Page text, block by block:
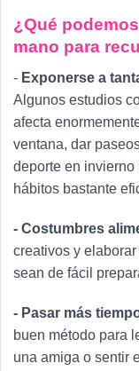
¿Qué
mano para
- Exponerse a
Algunos estudios
afecta
ventana, dar
deporte en
hábitos bastante
- Costumbres
creativos y
sean de fácil
- Pasar más
buen método para
una amiga o sentir